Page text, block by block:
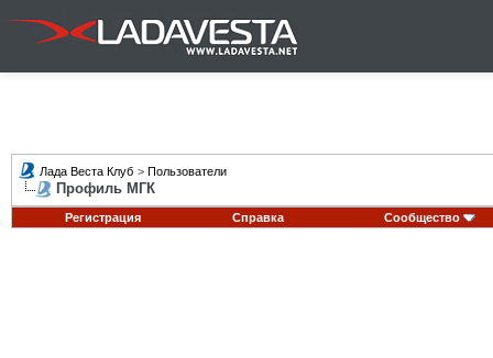
Лада Веста Клуб > Пользователи
Профиль МГК
Регистрация Справка Сообщество